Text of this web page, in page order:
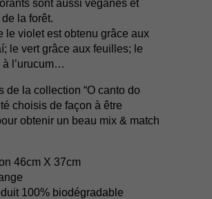
sont aussi véganes et
la forêt.
le violet est obtenu grâce aux
le vert grâce aux feuilles; le
à l’urucum…
de la collection “O canto do
choisis de façon à être
obtenir un beau mix & match
46cm X 37cm
100% biodégradable